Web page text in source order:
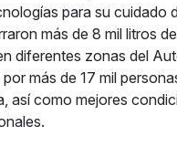
para su cuidado
más de 8 mil litros
diferentes zonas del
más de 17 mil
así como mejores